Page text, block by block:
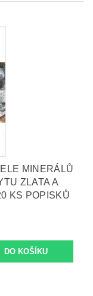
MINERÁLŮ
ZLATA A
KS POPISKŮ